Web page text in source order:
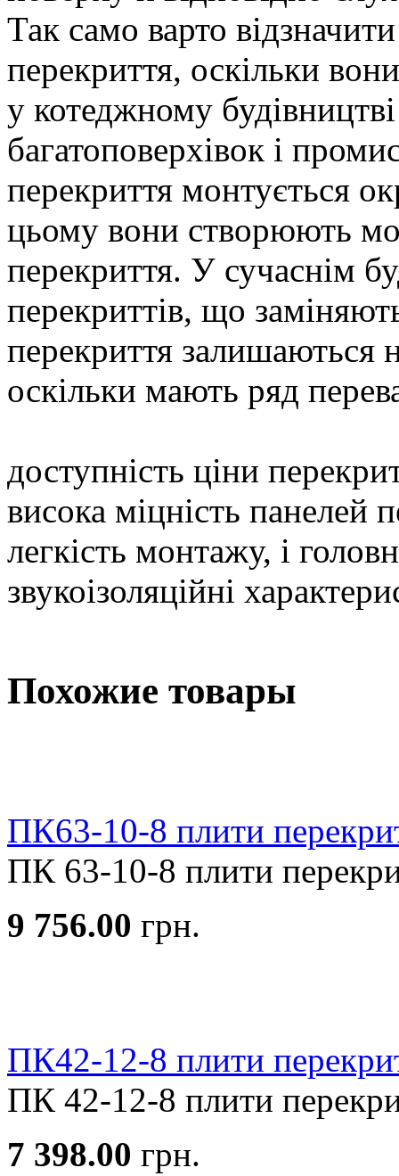
Так само варто
перекриття, оскільки
у котеджному будівництві
багатоповерхівок і
перекриття монтується
цьому вони створюють
перекриття. У сучаснім
перекриттів, що
перекриття
оскільки мають ряд
доступність ціни
висока міцність панелей
легкість монтажу, і
звукоізоляційні
Похожие товары
ПК63-10-8 плити
ПК 63-10-8 плити
9 756.00 грн.
ПК42-12-8 плити
ПК 42-12-8 плити
7 398.00 грн.